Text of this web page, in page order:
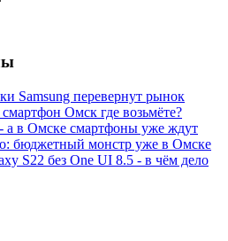
Samsung перевернут рынок
Омск где возьмёте?
а в Омске смартфоны уже ждут
бюджетный монстр уже в Омске
S22 без One UI 8.5 - в чём дело